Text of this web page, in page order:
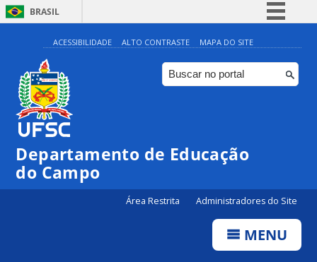
BRASIL
Simplifique!
Comunica BR
Participe
Canais
ACESSIBILIDADE ALTO CONTRASTE MAPA DO SITE
Departamento de Educação
do Campo
Área Restrita Administradores do Site
MENU